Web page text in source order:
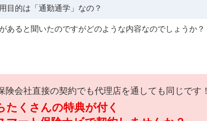
目的は「通勤通学」なの？
あると聞いたのですがどのような内容なのでしょうか？
険会社直接の契約でも代理店を通しても同じです！
たくさんの特典が付く